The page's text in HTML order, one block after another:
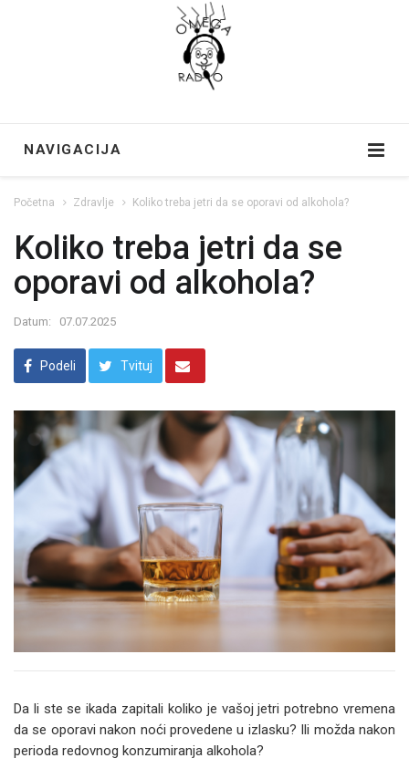
NAVIGACIJA
Početna Zdravlje Koliko treba jetri da se oporavi od alkohola?
Koliko treba jetri da se
oporavi od alkohola?
Datum: 07.07.2025
Podeli Tvituj
Da li ste se ikada zapitali koliko je vašoj jetri potrebno vremena
da se oporavi nakon noći provedene u izlasku? Ili možda nakon
perioda redovnog konzumiranja alkohola?